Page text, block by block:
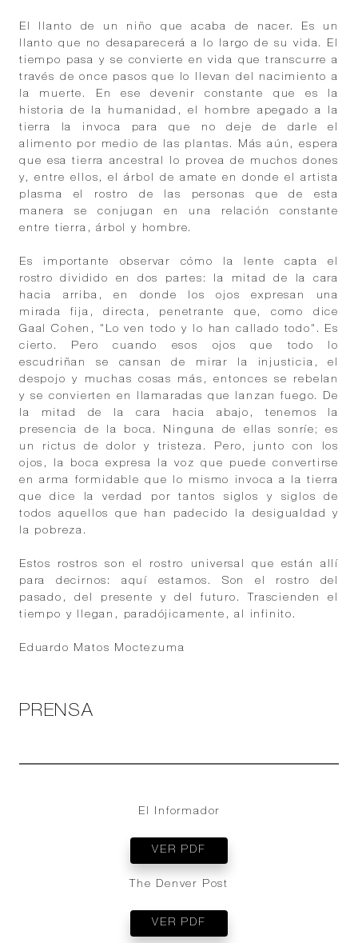
El llanto de un niño que acaba de nacer. Es un
llanto que no desaparecerá a lo largo de su vida. El
tiempo pasa y se convierte en vida que transcurre a
través de once pasos que lo llevan del nacimiento a
la muerte. En ese devenir constante que es la
historia de la humanidad, el hombre apegado a la
tierra la invoca para que no deje de darle el
alimento por medio de las plantas. Más aún, espera
que esa tierra ancestral lo provea de muchos dones
y, entre ellos, el árbol de amate en donde el artista
plasma el rostro de las personas que de esta
manera se conjugan en una relación constante
entre tierra, árbol y hombre.
Es importante observar cómo la lente capta el
rostro dividido en dos partes: la mitad de la cara
hacia arriba, en donde los ojos expresan una
mirada fija, directa, penetrante que, como dice
Gaal Cohen, "Lo ven todo y lo han callado todo". Es
cierto. Pero cuando esos ojos que todo lo
escudriñan se cansan de mirar la injusticia, el
despojo y muchas cosas más, entonces se rebelan
y se convierten en llamaradas que lanzan fuego. De
la mitad de la cara hacia abajo, tenemos la
presencia de la boca. Ninguna de ellas sonríe; es
un rictus de dolor y tristeza. Pero, junto con los
ojos, la boca expresa la voz que puede convertirse
en arma formidable que lo mismo invoca a la tierra
que dice la verdad por tantos siglos y siglos de
todos aquellos que han padecido la desigualdad y
la pobreza.
Estos rostros son el rostro universal que están allí
para decirnos: aquí estamos. Son el rostro del
pasado, del presente y del futuro. Trascienden el
tiempo y llegan, paradójicamente, al infinito.
Eduardo Matos Moctezuma
PRENSA
El Informador
VER PDF
The Denver Post
VER PDF